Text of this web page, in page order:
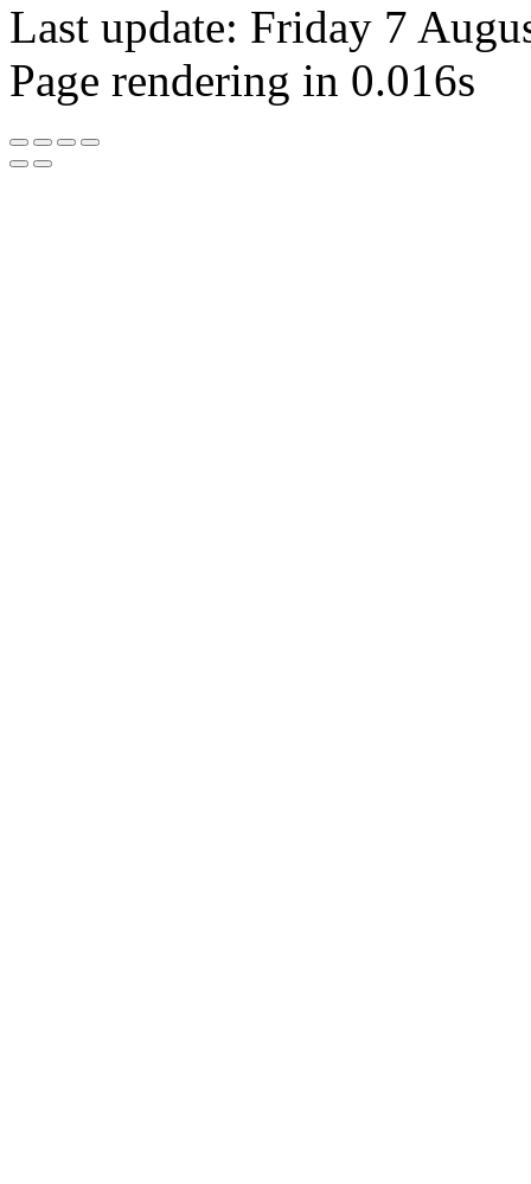
Last update: Friday 7
Page rendering in 0.016s